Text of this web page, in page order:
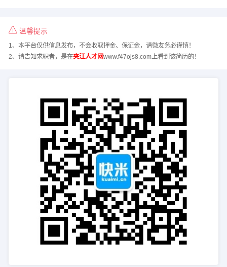
温馨提示
1、本平台仅供信息发布，不会收取押金、保证金，请微友务必谨慎！
2、请告知求职者，是在夹江人才网www.f47ojs8.com上看到该简历的！